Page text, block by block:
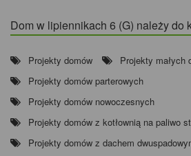
Dom w lipiennikach 6 (G) należy do
Projekty domów
Projekty małych
Projekty domów parterowych
Projekty domów nowoczesnych
Projekty domów z kotłownią na paliwo
Projekty domów z dachem